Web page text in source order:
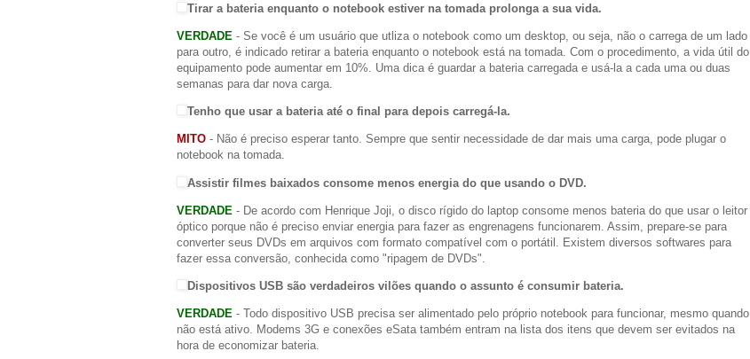
Tirar a bateria enquanto o notebook estiver na tomada prolonga a sua vida.
VERDADE - Se você é um usuário que utliza o notebook como um desktop, ou seja, não o carrega de um lado
para outro, é indicado retirar a bateria enquanto o notebook está na tomada. Com o procedimento, a vida útil do
equipamento pode aumentar em 10%. Uma dica é guardar a bateria carregada e usá-la a cada uma ou duas
semanas para dar nova carga.
Tenho que usar a bateria até o final para depois carregá-la.
MITO - Não é preciso esperar tanto. Sempre que sentir necessidade de dar mais uma carga, pode plugar o
notebook na tomada.
Assistir filmes baixados consome menos energia do que usando o DVD.
VERDADE - De acordo com Henrique Joji, o disco rígido do laptop consome menos bateria do que usar o leitor
óptico porque não é preciso enviar energia para fazer as engrenagens funcionarem. Assim, prepare-se para
converter seus DVDs em arquivos com formato compatível com o portátil. Existem diversos softwares para
fazer essa conversão, conhecida como "ripagem de DVDs".
Dispositivos USB são verdadeiros vilões quando o assunto é consumir bateria.
VERDADE - Todo dispositivo USB precisa ser alimentado pelo próprio notebook para funcionar, mesmo quando
não está ativo. Modems 3G e conexões eSata também entram na lista dos itens que devem ser evitados na
hora de economizar bateria.